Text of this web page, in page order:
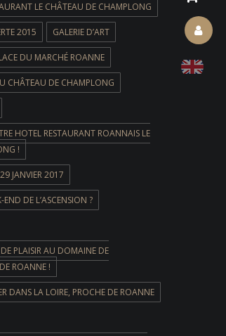
LE CHÂTEAU DE CHAMPLONG
2015 GALERIE D’ART
DU MARCHÉ ROANNE
CHÂTEAU DE CHAMPLONG
HOTEL RESTAURANT ROANNAIS LE
!
JANVIER 2017
END DE L’ASCENSION ?
PLAISIR AU DOMAINE DE
ROANNE !
DANS LA LOIRE, PROCHE DE ROANNE
account